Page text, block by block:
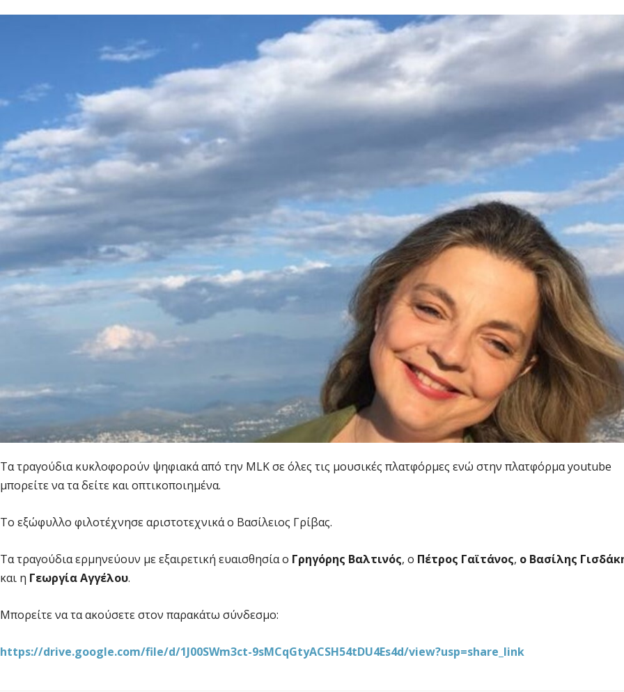
Τα τραγούδια κυκλοφορούν ψηφιακά από την MLK σε όλες τις μουσικές πλατφόρμες ενώ στην πλατφόρμα youtube
μπορείτε να τα δείτε και οπτικοποιημένα.
Το εξώφυλλο φιλοτέχνησε αριστοτεχνικά ο Βασίλειος Γρίβας.
Τα τραγούδια ερμηνεύουν με εξαιρετική ευαισθησία ο Γρηγόρης Βαλτινός, ο Πέτρος Γαϊτάνος, ο Βασίλης
και η Γεωργία Αγγέλου.
Μπορείτε να τα ακούσετε στον παρακάτω σύνδεσμο:
https://drive.google.com/file/d/1J00SWm3ct-9sMCqGtyACSH54tDU4Es4d/view?usp=share_link